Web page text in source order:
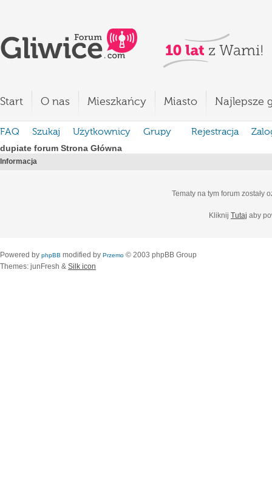
Start O nas Mieszkańcy Miasto Najlepsze
FAQ Szukaj Użytkownicy Grupy Rejestracja
dupiate forum Strona Główna
Informacja
Tematy na tym forum zostały
Kliknij Tutaj aby
Powered by phpBB modified by Przemo © 2003 phpBB Group
Themes: junFresh & Silk icon